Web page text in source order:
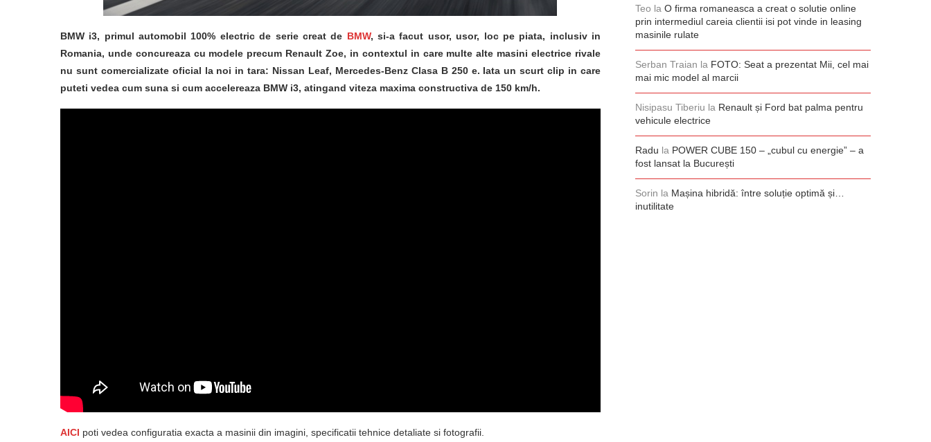
BMW i3, primul automobil 100% electric de serie creat de BMW, si-a facut usor, usor, loc pe piata, inclusiv in
Romania, unde concureaza cu modele precum Renault Zoe, in contextul in care multe alte masini electrice rivale
nu sunt comercializate oficial la noi in tara: Nissan Leaf, Mercedes-Benz Clasa B 250 e. Iata un scurt clip in care
puteti vedea cum suna si cum accelereaza BMW i3, atingand viteza maxima constructiva de 150 km/h.
AICI poti vedea configuratia exacta a masinii din imagini, specificatii tehnice detaliate si fotografii.
Teo la O firma romaneasca a creat o solutie online
prin intermediul careia clientii isi pot vinde in leasing
masinile rulate
Serban Traian la FOTO: Seat a prezentat Mii, cel mai
mai mic model al marcii
Nisipasu Tiberiu la Renault și Ford bat palma pentru
vehicule electrice
Radu la POWER CUBE 150 – „cubul cu energie” – a
fost lansat la București
Sorin la Mașina hibridă: între soluție optimă și…
inutilitate